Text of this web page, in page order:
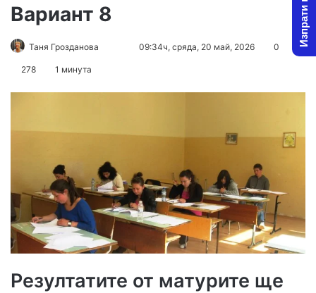
Вариант 8
Таня Грозданова
Send09:34ч, сряда, 20 май, 2026 0
278 1 минута
Резултатите от матурите ще